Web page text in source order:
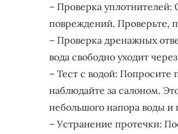
– Проверка уплотнителей:
повреждений. Проверьте,
– Проверка дренажных
вода свободно уходит
– Тест с водой: Попросите
наблюдайте за салоном.
небольшого напора воды и
– Устранение протечки: